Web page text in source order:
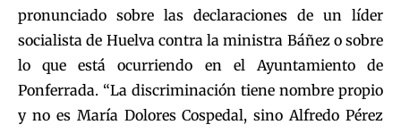
pronunciado sobre las declaraciones de un líder
socialista de Huelva contra la ministra Báñez o sobre
lo que está ocurriendo en el Ayuntamiento de
Ponferrada. “La discriminación tiene nombre propio
y no es María Dolores Cospedal, sino Alfredo Pérez